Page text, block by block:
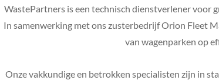
WastePartners is een technisch dienstverlener voor
In samenwerking met ons zusterbedrijf Orion Fleet
van wagenparken op
Onze vakkundige en betrokken specialisten zijn in